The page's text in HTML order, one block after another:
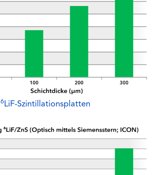
6LiF-Szintillationsplatten